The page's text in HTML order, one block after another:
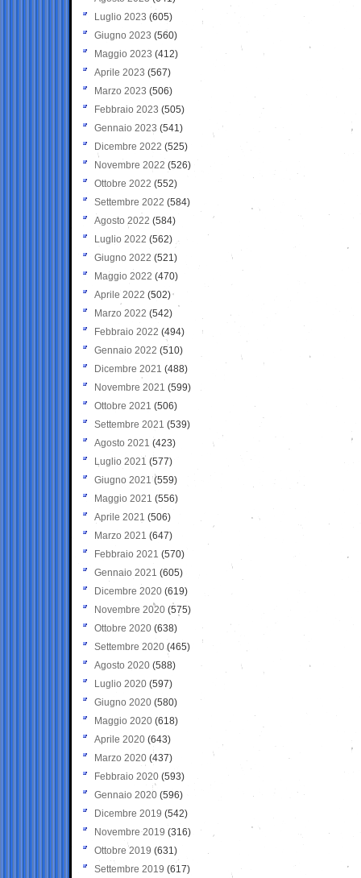
Luglio 2023 (605)
Giugno 2023 (560)
Maggio 2023 (412)
Aprile 2023 (567)
Marzo 2023 (506)
Febbraio 2023 (505)
Gennaio 2023 (541)
Dicembre 2022 (525)
Novembre 2022 (526)
Ottobre 2022 (552)
Settembre 2022 (584)
Agosto 2022 (584)
Luglio 2022 (562)
Giugno 2022 (521)
Maggio 2022 (470)
Aprile 2022 (502)
Marzo 2022 (542)
Febbraio 2022 (494)
Gennaio 2022 (510)
Dicembre 2021 (488)
Novembre 2021 (599)
Ottobre 2021 (506)
Settembre 2021 (539)
Agosto 2021 (423)
Luglio 2021 (577)
Giugno 2021(559)
Maggio 2021 (556)
Aprile 2021 (506)
Marzo 2021 (647)
Febbraio 2021 (570)
Gennaio 2021 (605)
Dicembre 2020 (619)
Novembre 2020 (575)
Ottobre 2020 (638)
Settembre 2020(465)
Agosto 2020 (588)
Luglio 2020 (597)
Giugno 2020 (580)
Maggio 2020 (618)
Aprile 2020 (643)
Marzo 2020 (437)
Febbraio 2020 (593)
Gennaio 2020 (596)
Dicembre 2019 (542)
Novembre 2019 (316)
Ottobre 2019 (631)
Settembre 2019 (617)